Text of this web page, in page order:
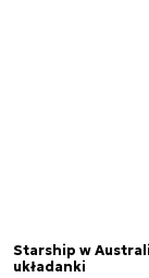
Starship w
układanki